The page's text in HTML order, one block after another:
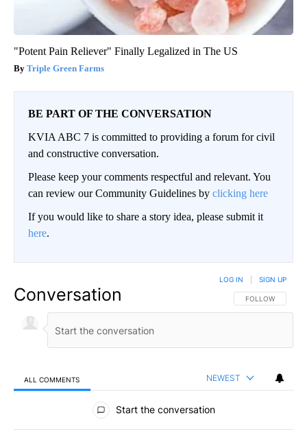
"Potent Pain Reliever" Finally Legalized in The US
Triple Green Farms
BE PART OF THE CONVERSATION
KVIA ABC 7 is committed to providing a forum for civil
and constructive conversation.
Please keep your comments respectful and relevant. You
can review our Community Guidelines by clicking here
If you would like to share a story idea, please submit it
here.
Conversation FOLLOW THIS
FOLLOW
LOG IN SIGN UP
ALL COMMENTS NEWEST
All Comments
Start the conversation